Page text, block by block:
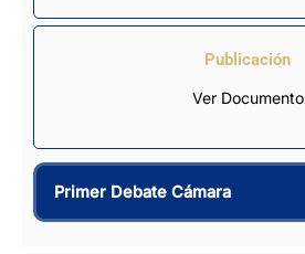
Publicación
Ver Documento
Primer Debate Cámara